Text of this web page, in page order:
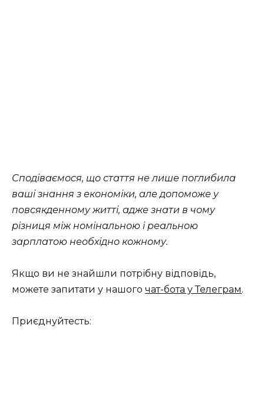
Сподіваємося, що стаття не лише поглибила
ваші знання з економіки, але допоможе у
повсякденному житті, адже знати в чому
різниця між номінальною і реальною
зарплатою необхідно кожному.
Якщо ви не знайшли потрібну відповідь,
можете запитати у нашого чат-бота у Телеграм.
Приєднуйтесть: